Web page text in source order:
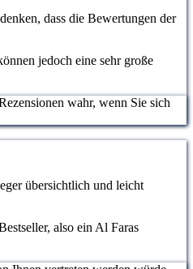
dass die Bewertungen der
jedoch eine sehr große
wahr, wenn Sie sich
übersichtlich und leicht
also ein Al Faras